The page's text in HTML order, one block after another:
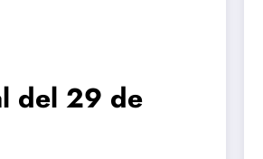
del 29 de